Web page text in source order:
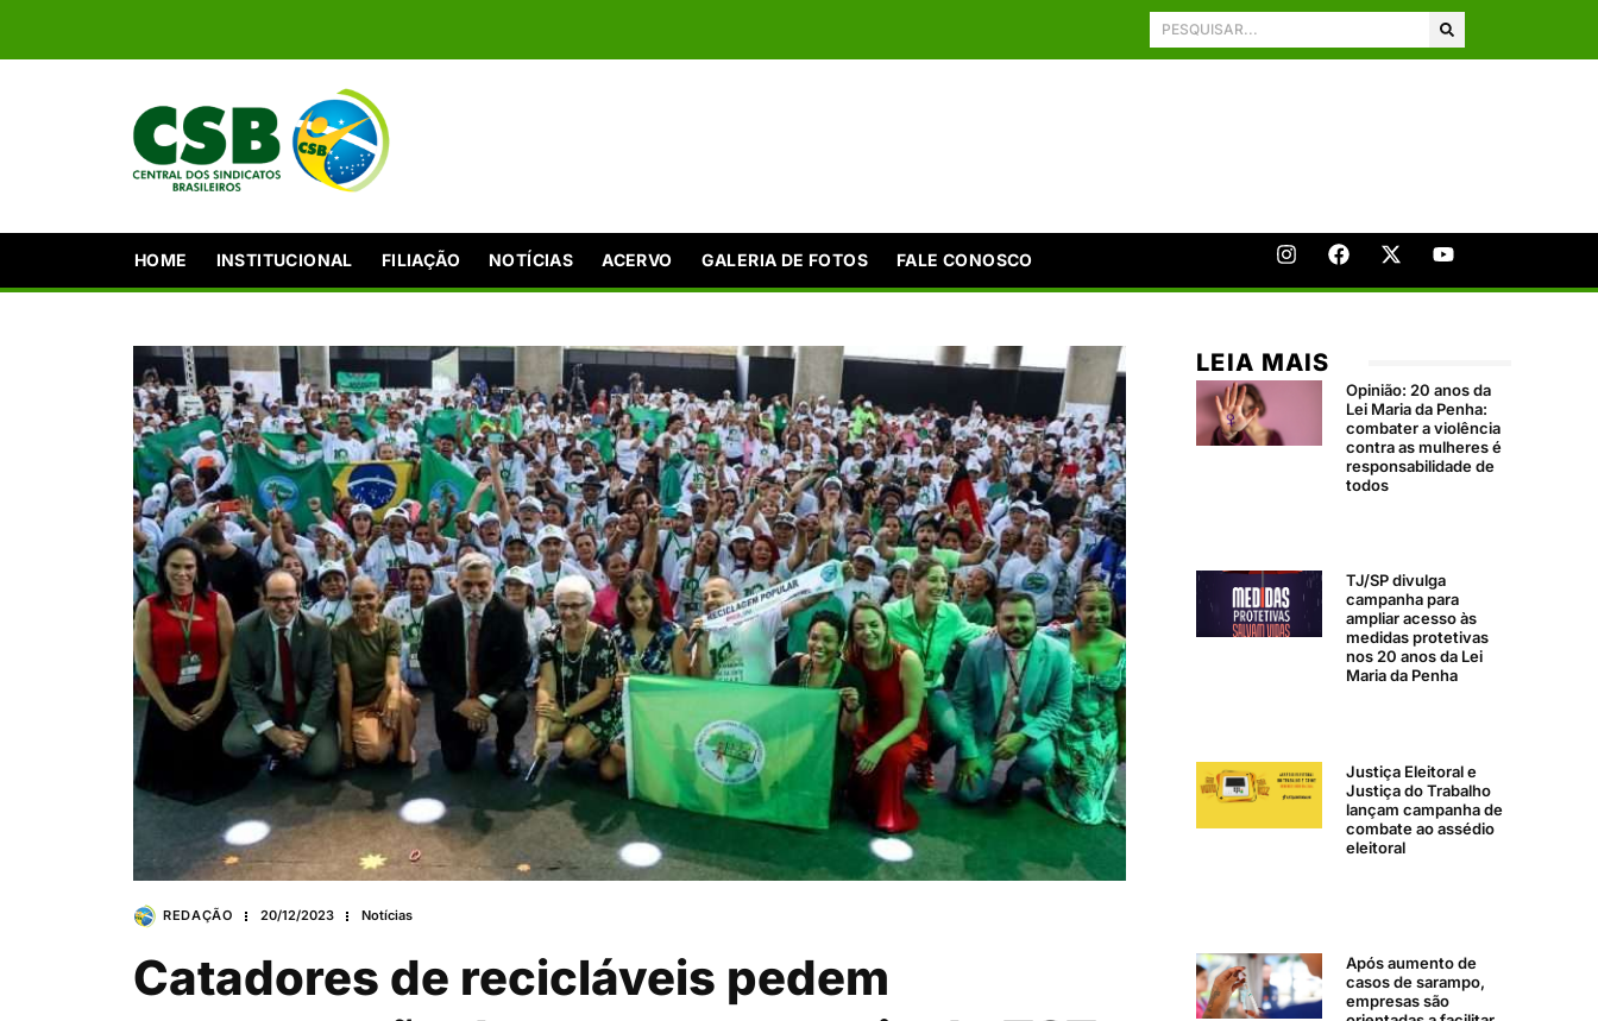
HOME INSTITUCIONAL FILIAÇÃO NOTÍCIAS ACERVO GALERIA DE FOTOS FALE CONOSCO
REDAÇÃO 20/12/2023 Notícias
Catadores de recicláveis pedem
LEIA MAIS
Opinião: 20 anos da
Lei Maria da Penha:
combater a violência
contra as mulheres é
responsabilidade de
todos
TJ/SP divulga
campanha para
ampliar acesso às
medidas protetivas
nos 20 anos da Lei
Maria da Penha
Justiça Eleitoral e
Justiça do Trabalho
lançam campanha de
combate ao assédio
eleitoral
Após aumento de
casos de sarampo,
empresas são